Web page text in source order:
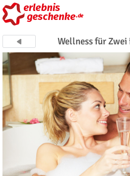
Wellness für